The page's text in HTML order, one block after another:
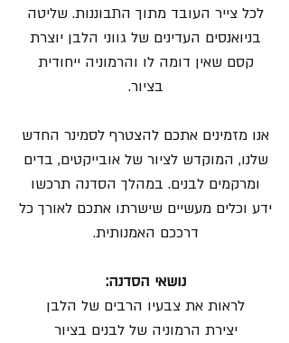
לכל צייר העובד מתוך התבוננות. שליטה
בניואנסים העדינים של גווני הלבן יוצרת
קסם שאין דומה לו והרמוניה ייחודית
בציור.
אנו מזמינים אתכם להצטרף לסמינר החדש
שלנו, המוקדש לציור של אובייקטים, בדים
ומרקמים לבנים. במהלך הסדנה תרכשו
ידע וכלים מעשיים שישרתו אתכם לאורך כל
דרככם האמנותית.
נושאי הסדנה:
לראות את צבעיו הרבים של הלבן
יצירת הרמוניה של לבנים בציור